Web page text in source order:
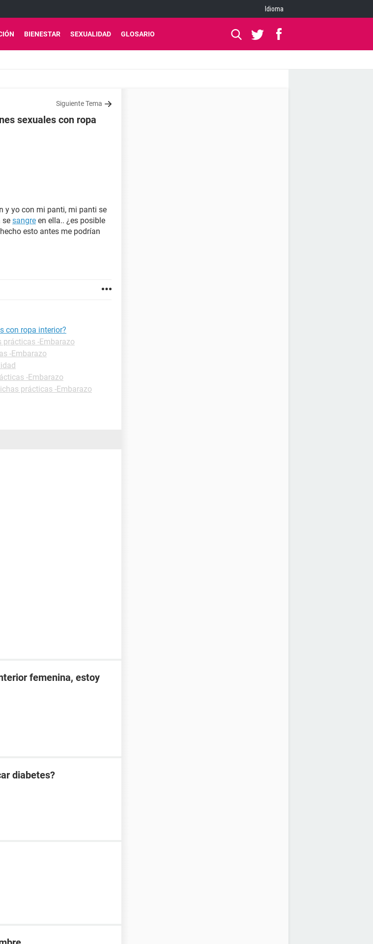
Idioma
BIENESTAR SEXUALIDAD GLOSARIO
Siguiente Tema
sexuales con ropa
y yo con mi panti, mi panti se
se sangre en ella.. ¿es posible
esto antes me podrían
con ropa interior?
prácticas -Embarazo
-Embarazo
-Embarazo
prácticas -Embarazo
femenina, estoy
diabetes?